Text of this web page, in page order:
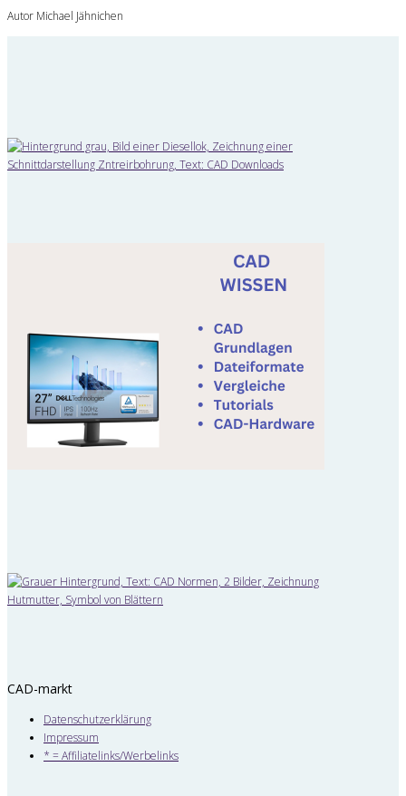
Autor Michael Jähnichen
CAD-markt
Datenschutzerklärung
Impressum
* = Affiliatelinks/Werbelinks